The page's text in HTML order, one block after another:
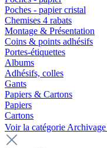
Poches - papier cristal
Chemises 4 rabats
Montage & Présentation
Coins & points adhésifs
Portes-étiquettes
Albums
Adhésifs, colles
Gants
Papiers & Cartons
Papiers
Cartons
Voir la catégorie